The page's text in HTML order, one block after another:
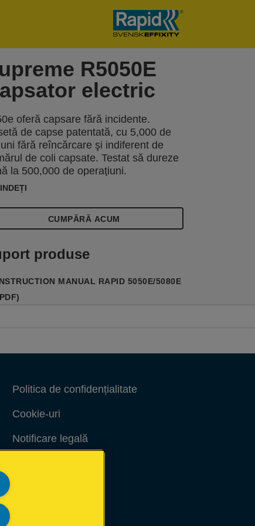
R5050E
electric
oferă capsare fără incidente.
de capse patentată, cu 5,000 de
fără reîncărcare şi indiferent de
de coli capsate. Testat să dureze
la 500,000 de operaţiuni.
CUMPĂRĂ ACUM
produse
MANUAL RAPID 5050E/5080E
Politica de confidențialitate
Cookie-uri
Notificare legală